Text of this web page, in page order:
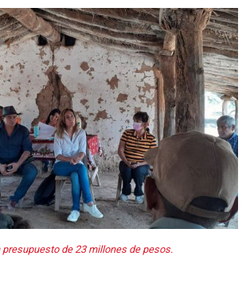
presupuesto de 23 millones de pesos.